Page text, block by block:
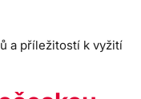
a příležitostí k vyžití